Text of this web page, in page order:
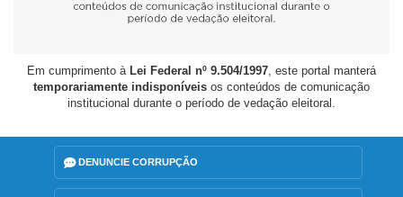
Em cumprimento à Lei Federal nº 9.504/1997, este portal manterá
temporariamente indisponíveis os conteúdos de comunicação
institucional durante o período de vedação eleitoral.
DENUNCIE CORRUPÇÃO